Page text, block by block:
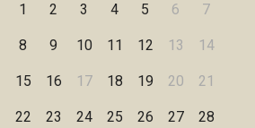
1 2 3 4 5 6 7
8 9 10 11 12 13 14
15 16 17 18 19 20 21
22 23 24 25 26 27 28